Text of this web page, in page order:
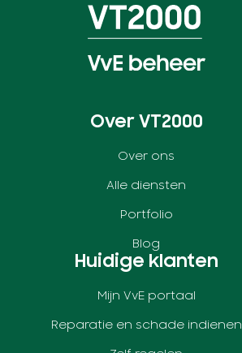
Over VT2000
Over ons
Alle diensten
Portfolio
Blog
Huidige klanten
Mijn VvE portaal
Reparatie en schade indienen